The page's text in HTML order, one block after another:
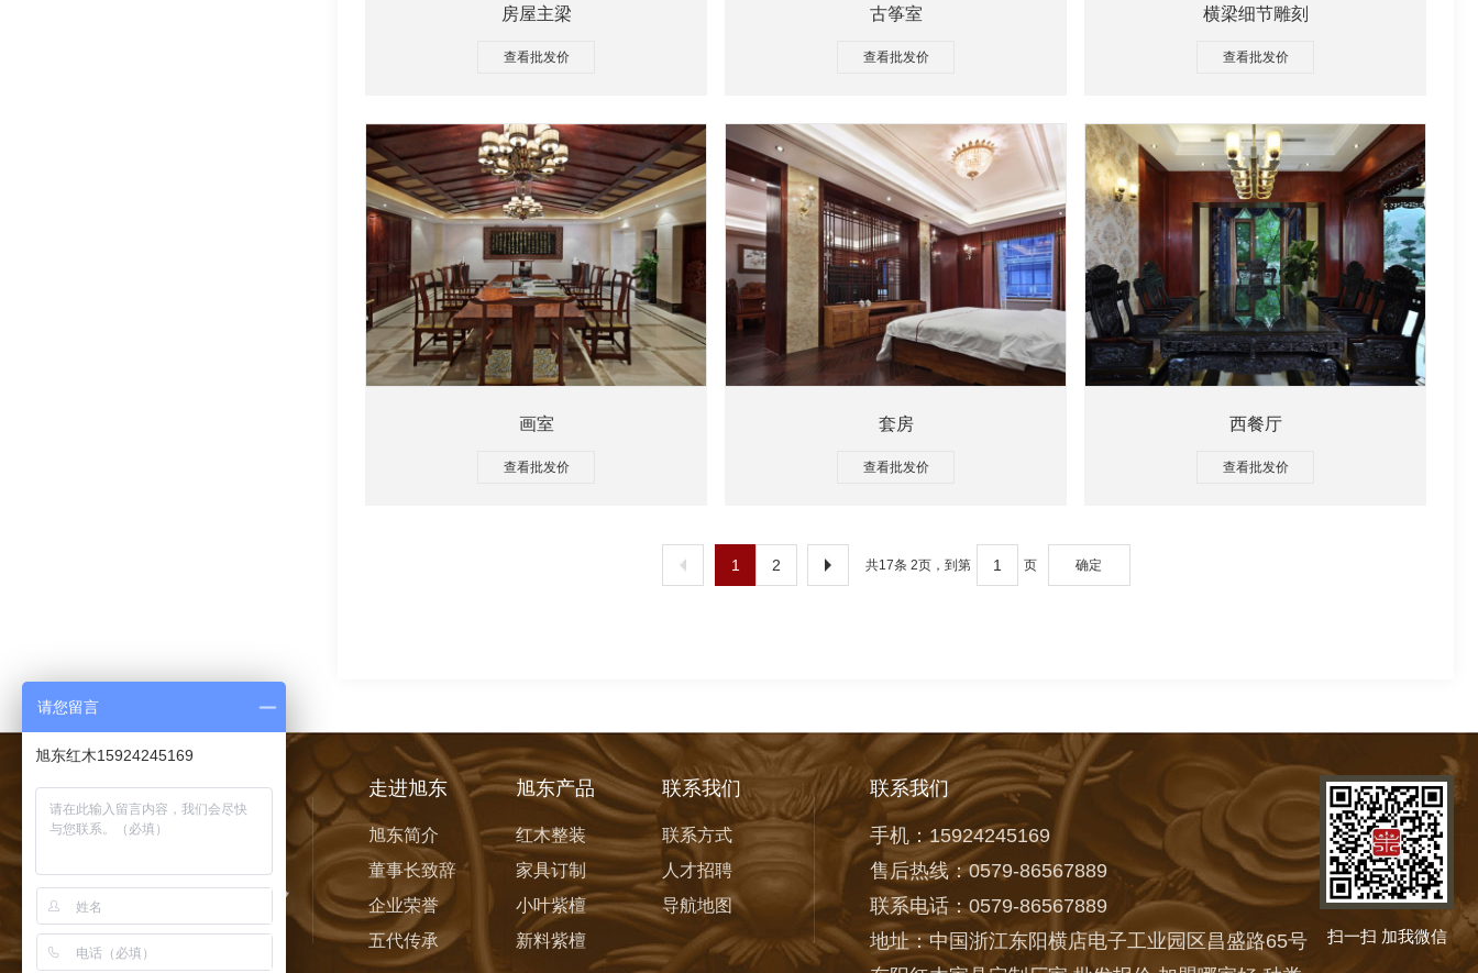
房屋主梁
查看批发价
古筝室
查看批发价
横梁细节雕刻
查看批发价
画室
查看批发价
套房
查看批发价
西餐厅
查看批发价
1 2 共17条 2页，到第 页 确定
走进旭东
旭东简介
董事长致辞
企业荣誉
五代传承
旭东产品
红木整装
家具订制
小叶紫檀
新料紫檀
联系我们
联系方式
人才招聘
导航地图
联系我们
手机：15924245169
售后热线：0579-86567889
联系电话：0579-86567889
地址：中国浙江东阳横店电子工业园区昌盛路65号
扫一扫 加我微信
请您留言
旭东红木15924245169